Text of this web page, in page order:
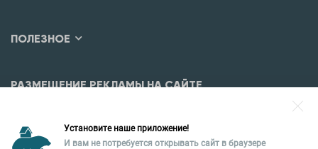
ПОЛЕЗНОЕ
РАЗМЕЩЕНИЕ РЕКЛАМЫ НА САЙТЕ
Уральская палата недвижимости
Установите наше приложение!
И вам не потребуется открывать сайт в браузере